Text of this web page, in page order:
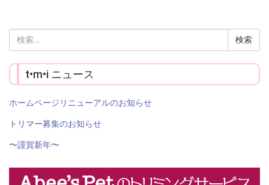
索:
t•m•i ニュース
ホームページリニューアルのお知らせ
トリマー募集のお知らせ
〜謹賀新年〜